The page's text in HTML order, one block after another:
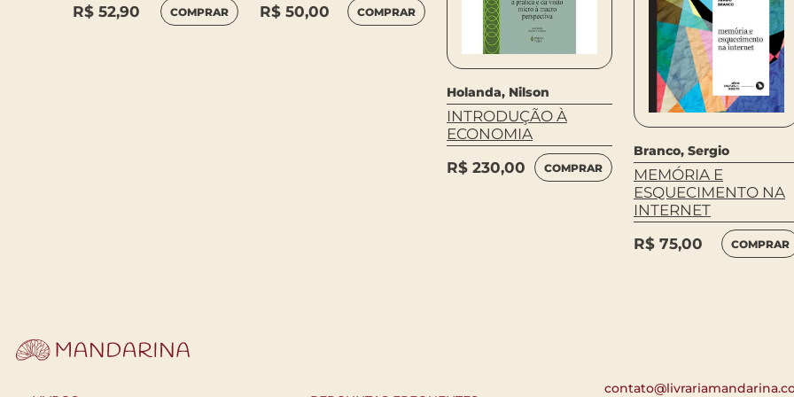
R$ 52,90 COMPRAR
R$ 50,00 COMPRAR
Holanda, Nilson
INTRODUÇÃO À
ECONOMIA
R$ 230,00 COMPRAR
Branco, Sergio
MEMÓRIA E
ESQUECIMENTO NA
INTERNET
R$ 75,00 COMPRAR